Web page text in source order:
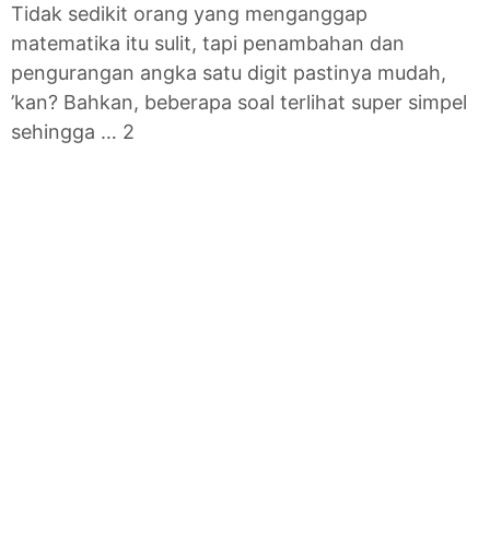
Tidak sedikit orang yang menganggap
matematika itu sulit, tapi penambahan dan
pengurangan angka satu digit pastinya mudah,
’kan? Bahkan, beberapa soal terlihat super simpel
sehingga … 2